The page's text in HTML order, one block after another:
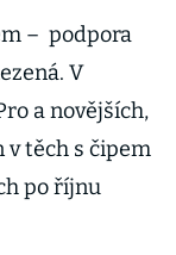
– podpora
V
a novějších,
v těch s čipem
po říjnu